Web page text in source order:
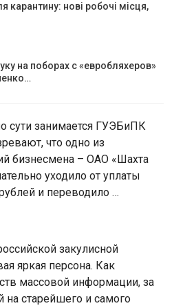
карантину: нові робочі місця,
на поборах с «евробляхеров»
сути занимается ГУЭБиПК
что одно из
бизнесмена – ОАО «Шахта
уходило от уплаты
и переводило …
закулисной
яркая персона. Как
массовой информации, за
на старейшего и самого